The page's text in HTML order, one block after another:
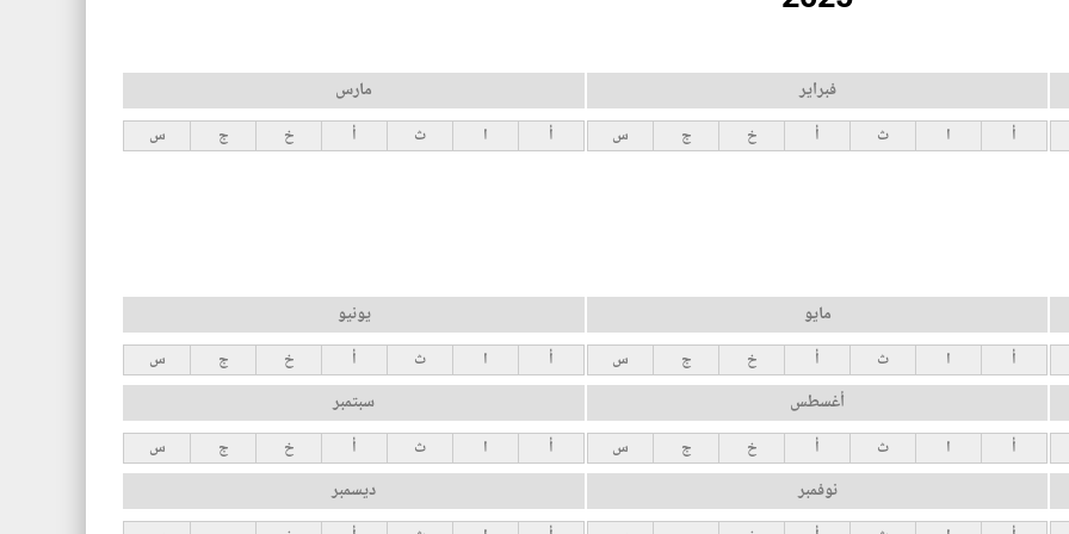
فبراير
أ ا ث أ خ ج س
مارس
أ ا ث أ خ ج س
مايو
أ ا ث أ خ ج س
يونيو
أ ا ث أ خ ج س
أغسطس
أ ا ث أ خ ج س
سبتمبر
أ ا ث أ خ ج س
نوفمبر ديسمبر